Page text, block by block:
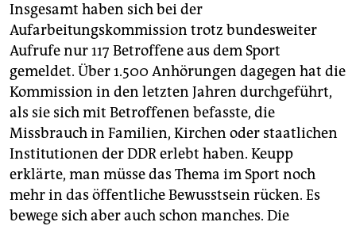
Insgesamt haben sich bei der
Aufarbeitungskommission trotz bundesweiter
Aufrufe nur 117 Betroffene aus dem Sport
gemeldet. Über 1.500 Anhörungen dagegen hat die
Kommission in den letzten Jahren durchgeführt,
als sie sich mit Betroffenen befasste, die
Missbrauch in Familien, Kirchen oder staatlichen
Institutionen der DDR erlebt haben. Keupp
erklärte, man müsse das Thema im Sport noch
mehr in das öffentliche Bewusstsein rücken. Es
bewege sich aber auch schon manches. Die